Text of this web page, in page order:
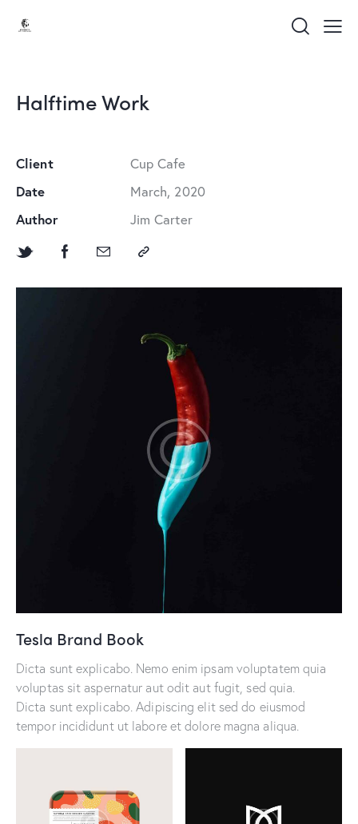
Halftime Work
Client
Cup Cafe
Date
March, 2020
Author
Jim Carter
Tesla Brand Book
Dicta sunt explicabo. Nemo enim ipsam voluptatem quia
voluptas sit aspernatur aut odit aut fugit, sed quia.
Dicta sunt explicabo. Adipiscing elit sed do eiusmod
tempor incididunt ut labore et dolore magna aliqua.